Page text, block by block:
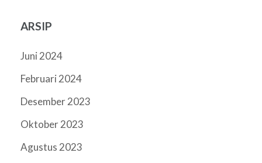
ARSIP
Juni 2024
Februari 2024
Desember 2023
Oktober 2023
Agustus 2023